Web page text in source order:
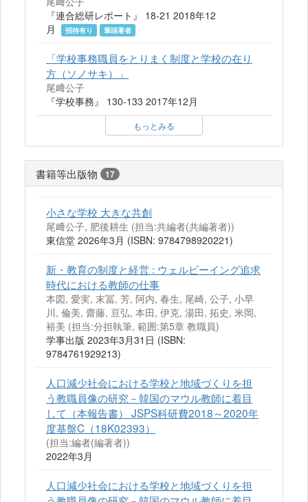
『連合総研レポート』 18-21 2018年12
月
招待有り 筆頭著者
「学校事務職員をとりまく制度と学校の在り
方（ソノサキ）」
尾﨑公子
『学校事務』 130-133 2017年12月
もっとみる
書籍等出版物 17
小さな学校 大きな共創
尾﨑公子, 肥後耕生 (担当:共編者(共編著者))
東信堂 2026年3月 (ISBN: 9784798920221)
新・教育の制度と経営 : ウェルビーイング追求
時代における教師の仕事
本図, 愛実, 末冨, 芳, 阿内, 春生, 尾崎, 公子, 小早
川, 倫美, 齋藤, 亘弘, 本田, 伊克, 湯田, 拓史, 米岡,
裕美 (担当:分担執筆, 範囲:第5章 教職員)
学事出版 2023年3月31日 (ISBN:
9784761929213)
人口減少社会における学校と地域づくりを担
う教職員像の研究－韓国のマウル教師に着目
して（本報告書） JSPS科研費2018～2020年
度基盤C（18K02393）
(担当:編者(編著者))
2022年3月
人口減少社会における学校と地域づくりを担